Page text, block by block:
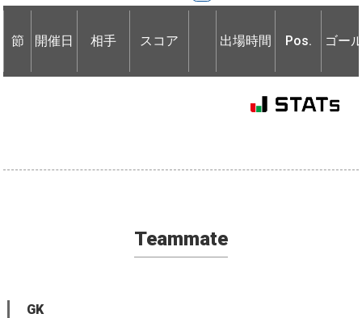
節 開催日 相手 スコア 出場時間 Pos. ゴー
節 開催日 相手
Teammate
GK